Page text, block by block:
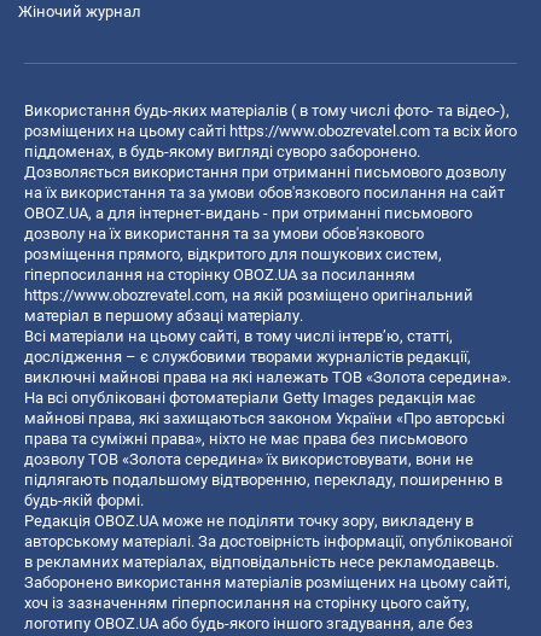
Жіночий журнал
Використання будь-яких матеріалів ( в тому числі фото- та відео-),
розміщених на цьому сайті https://www.obozrevatel.com та всіх його
піддоменах, в будь-якому вигляді суворо заборонено.
Дозволяється використання при отриманні письмового дозволу
на їх використання та за умови обов'язкового посилання на сайт
OBOZ.UA, а для інтернет-видань - при отриманні письмового
дозволу на їх використання та за умови обов'язкового
розміщення прямого, відкритого для пошукових систем,
гіперпосилання на сторінку OBOZ.UA за посиланням
https://www.obozrevatel.com, на якій розміщено оригінальний
матеріал в першому абзаці матеріалу.
Всі матеріали на цьому сайті, в тому числі інтерв’ю, статті,
дослідження – є службовими творами журналістів редакції,
виключні майнові права на які належать ТОВ «Золота середина».
На всі опубліковані фотоматеріали Getty Images редакція має
майнові права, які захищаються законом України «Про авторські
права та суміжні права», ніхто не має права без письмового
дозволу ТОВ «Золота середина» їх використовувати, вони не
підлягають подальшому відтворенню, перекладу, поширенню в
будь-якій формі.
Редакція OBOZ.UA може не поділяти точку зору, викладену в
авторському матеріалі. За достовірність інформації, опублікованої
в рекламних матеріалах, відповідальність несе рекламодавець.
Заборонено використання матеріалів розміщених на цьому сайті,
хоч із зазначенням гіперпосилання на сторінку цього сайту,
логотипу OBOZ.UA або будь-якого іншого згадування, але без